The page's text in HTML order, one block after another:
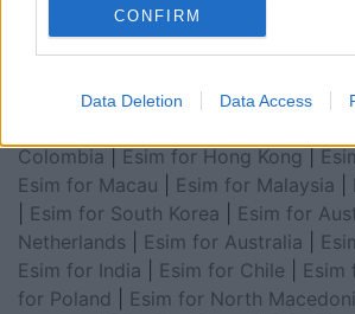
CONFIRM
Data Deletion Data Access
South America|Esim for Canada
Esim for Japan|Esim for Albania
South Africa|Esim for Algeria|
Colombia
Esim for Hong Kong
Esim for Macau
Esim for Malaysia
Esim for South Korea Esim for
Netherlands
Esim for Australia
Esim for India
Esim for Chile Esim
for Poland
Esim for North